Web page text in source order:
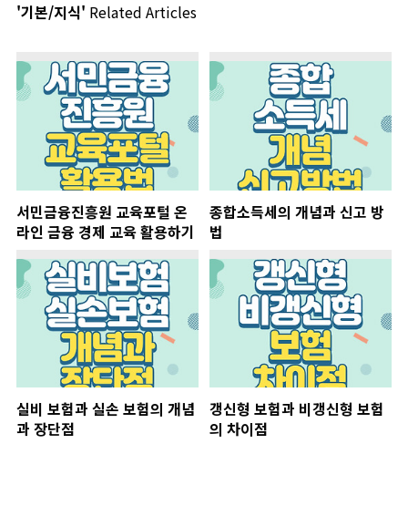
'기본/지식' Related Articles
서민금융진흥원 교육포털 온
라인 금융 경제 교육 활용하기
종합소득세의 개념과 신고 방
법
실비 보험과 실손 보험의 개념
과 장단점
갱신형 보험과 비갱신형 보험
의 차이점